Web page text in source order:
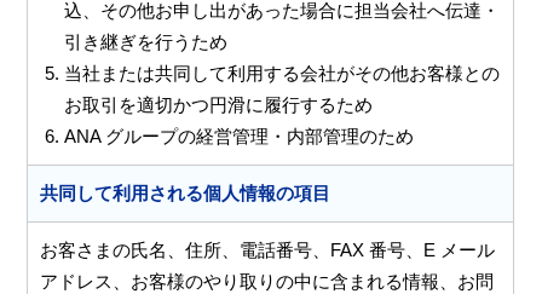
込、その他お申し出があった場合に担当会社へ伝達・
引き継ぎを行うため
当社または共同して利用する会社がその他お客様との
お取引を適切かつ円滑に履行するため
ANA グループの経営管理・内部管理のため
共同して利用される個人情報の項目
お客さまの氏名、住所、電話番号、FAX 番号、E メール
アドレス、お客様のやり取りの中に含まれる情報、お問